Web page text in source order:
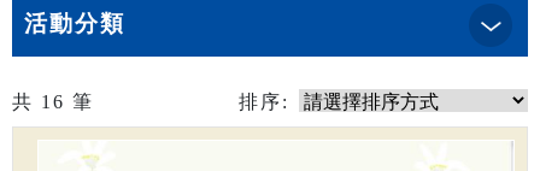
活動分類
共 16 筆 排序: